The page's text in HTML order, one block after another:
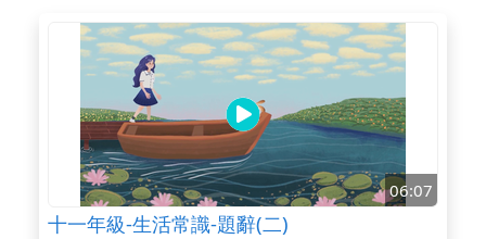
06:07
十一年級-生活常識-題辭(二)